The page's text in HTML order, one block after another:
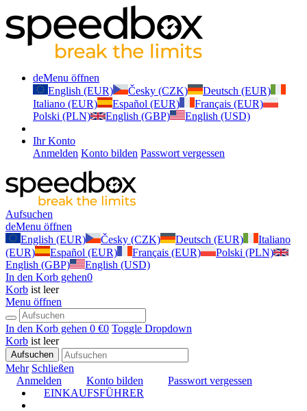
deMenu öffnen
English (EUR)
Česky (CZK)
Deutsch (EUR)
Italiano (EUR)
Español (EUR)
Français (EUR)
Polski (PLN)
English (GBP) English (USD)
Ihr Konto
Anmelden Konto bilden Passwort vergessen
Aufsuchen
deMenu öffnen
English (EUR)
Česky (CZK) Deutsch (EUR)
Italiano
(EUR)
Español (EUR) Français (EUR)
Polski (PLN)
English (GBP)
English (USD)
In den Korb gehen0
Korb ist leer
Menu öffnen
In den Korb gehen 0 €0 Toggle Dropdown
Korb ist leer
Aufsuchen
Mehr Schließen
Anmelden
Konto bilden
Passwort vergessen
EINKAUFSFÜHRER